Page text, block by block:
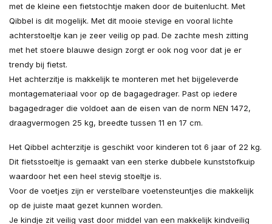
met de kleine een fietstochtje maken door de buitenlucht. Met
Qibbel is dit mogelijk. Met dit mooie stevige en vooral lichte
achterstoeltje kan je zeer veilig op pad. De zachte mesh zitting
met het stoere blauwe design zorgt er ook nog voor dat je er
trendy bij fietst.
Het achterzitje is makkelijk te monteren met het bijgeleverde
montagemateriaal voor op de bagagedrager. Past op iedere
bagagedrager die voldoet aan de eisen van de norm NEN 1472,
draagvermogen 25 kg, breedte tussen 11 en 17 cm.
Het Qibbel achterzitje is geschikt voor kinderen tot 6 jaar of 22 kg.
Dit fietsstoeltje is gemaakt van een sterke dubbele kunststofkuip
waardoor het een heel stevig stoeltje is.
Voor de voetjes zijn er verstelbare voetensteuntjes die makkelijk
op de juiste maat gezet kunnen worden.
Je kindje zit veilig vast door middel van een makkelijk kindveilig